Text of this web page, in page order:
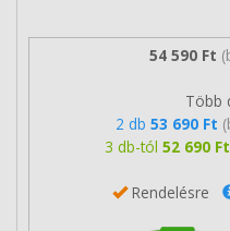
54 590 Ft
Több
2 db 53 690 Ft
3 db-tól 52 690 Ft
Rendelésre